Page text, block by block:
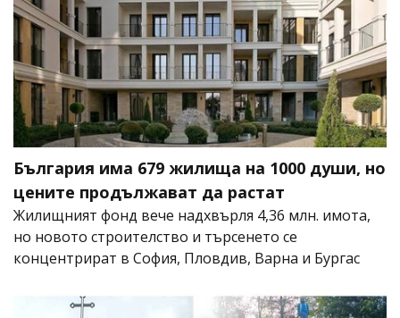
България има 679 жилища на 1000 души, но
цените продължават да растат
Жилищният фонд вече надхвърля 4,36 млн. имота,
но новото строителство и търсенето се
концентрират в София, Пловдив, Варна и Бургас